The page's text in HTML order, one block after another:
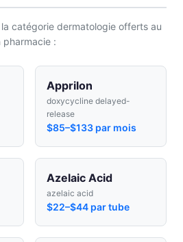
catégorie dermatologie offerts au
pharmacie :
Apprilon
doxycycline delayed-
release
$85–$133 par mois
Azelaic Acid
azelaic acid
$22–$44 par tube